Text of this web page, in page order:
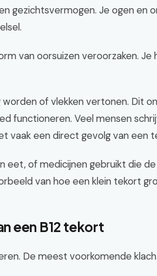
gezichtsvermogen. Je ogen en
van oorsuizen veroorzaken.
worden of vlekken vertonen. Dit
functioneren. Veel mensen
vaak een direct gevolg van een
eet, of medicijnen gebruikt die
van hoe een klein tekort
een B12 tekort
De meest voorkomende